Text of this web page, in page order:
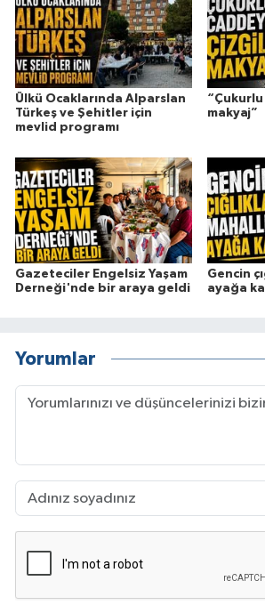
Ülkü Ocaklarında Alparslan
Türkeş ve Şehitler için
mevlid programı
makyaj”
Gazeteciler Engelsiz Yaşam
Derneği'nde bir araya geldi
Gencin
ayağa
Yorumlar